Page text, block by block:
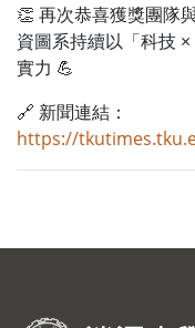
👏 再次恭喜獲獎團隊
資圖系持續以「科技
實力 💪
🔗 新聞連結：
https://